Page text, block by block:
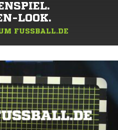
LOOK.
FUSSBALL.DE